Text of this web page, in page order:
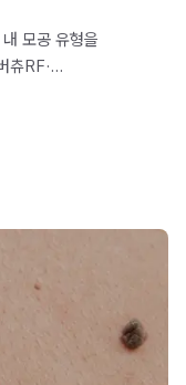
모공 유형을
츄RF·